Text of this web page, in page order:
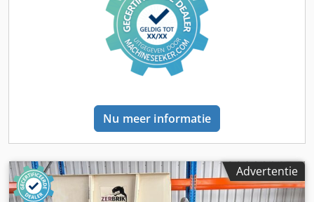
Nu meer informatie
Advertentie